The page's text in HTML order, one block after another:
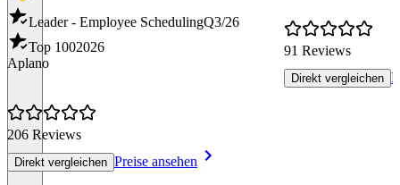
Leader - Employee SchedulingQ3/26
Top 1002026
Aplano
206 Reviews
Direkt vergleichen Preise ansehen
91 Reviews
Direkt vergleichen